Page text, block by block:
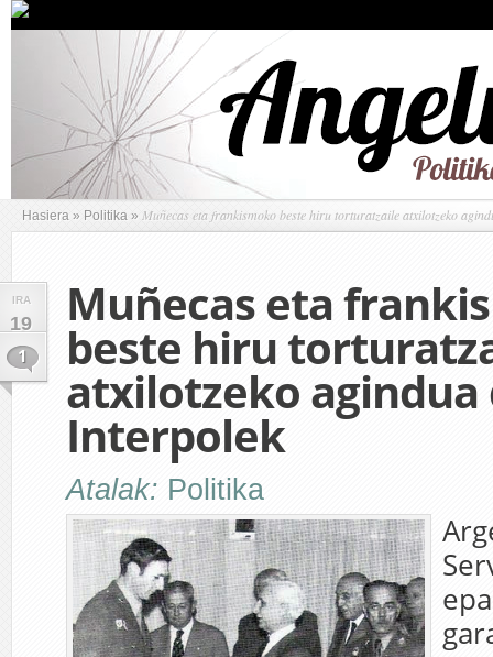
Hasiera » Politika » Muñecas eta frankismoko beste hiru torturatzaile atxilotzeko
IRA
19
1
Muñecas eta
beste hiru
atxilotzeko agindua
Interpolek
Atalak: Politika